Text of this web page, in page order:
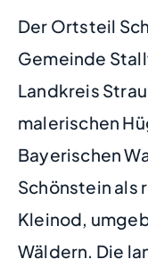
Der Ortsteil
Gemeinde
Landkreis
malerischen
Bayerischen
Schönstein als
Kleinod,
Wäldern. Die